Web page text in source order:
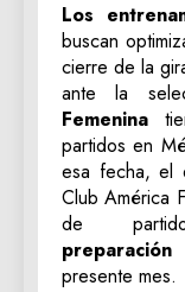
Los
buscan
cierre de la
ante la
Femenina
partidos en
esa fecha, el
Club América
de
preparación
presente mes.